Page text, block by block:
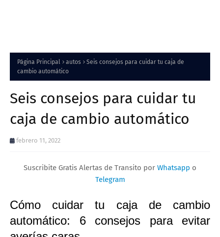
Página Principal autos
Seis consejos para cuidar tu caja de
cambio automático
Seis consejos para cuidar tu
caja de cambio automático
febrero 11, 2022
Suscribite Gratis Alertas de Transito por Whatsapp o
Telegram
Cómo cuidar tu caja de cambio
automático: 6 consejos para evitar